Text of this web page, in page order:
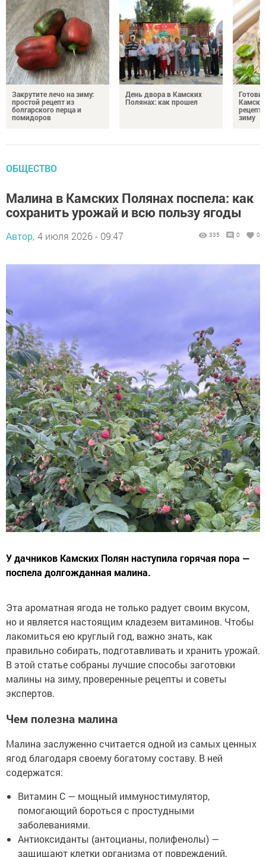
Закрутите лечо на зиму:
простой рецепт из
болгарского перца и
помидоров
День двора в Камских
Полянах: как прошел
зиму
ОБЩЕСТВО
Малина в Камских Полянах поспела: как
сохранить урожай и всю пользу ягоды
Автор, 4 июля 2026 - 09:47 335 0 0
У дачников Камских Полян наступила горячая пора —
поспела долгожданная малина.
Эта ароматная ягода не только радует своим вкусом,
но и является настоящим кладезем витаминов. Чтобы
лакомиться ею круглый год, важно знать, как
правильно собирать, подготавливать и хранить урожай.
В этой статье собраны лучшие способы заготовки
малины на зиму, проверенные рецепты и советы
экспертов.
Чем полезна малина
Малина заслуженно считается одной из самых ценных
ягод благодаря своему богатому составу. В ней
содержатся:
Витамин С — мощный иммуностимулятор,
помогающий бороться с простудными
заболеваниями.
Антиоксиданты (антоцианы, полифенолы) —
защищают клетки организма от повреждений,